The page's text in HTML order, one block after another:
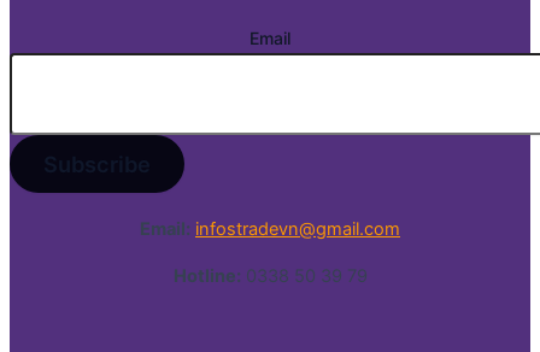
Email
Email: infostradevn@gmail.com
Hotline: 0338 50 39 79